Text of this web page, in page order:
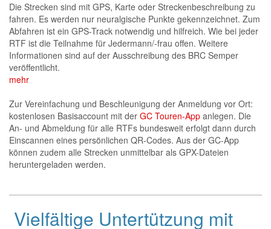
Die Strecken sind mit GPS, Karte oder Streckenbeschreibung zu
fahren. Es werden nur neuralgische Punkte gekennzeichnet. Zum
Abfahren ist ein GPS-Track notwendig und hilfreich. Wie bei jeder
RTF ist die Teilnahme für Jedermann/-frau offen. Weitere
Informationen sind auf der Ausschreibung des BRC Semper
veröffentlicht.
mehr
Zur Vereinfachung und Beschleunigung der Anmeldung vor Ort:
kostenlosen Basisaccount mit der GC Touren-App anlegen. Die
An- und Abmeldung für alle RTFs bundesweit erfolgt dann durch
Einscannen eines persönlichen QR-Codes. Aus der GC-App
können zudem alle Strecken unmittelbar als GPX-Dateien
heruntergeladen werden.
Vielfältige Untertützung mit